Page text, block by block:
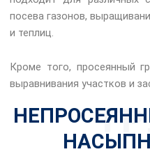
посева газонов,
и теплиц.
Кроме того, просеянный
выравнивания участков и